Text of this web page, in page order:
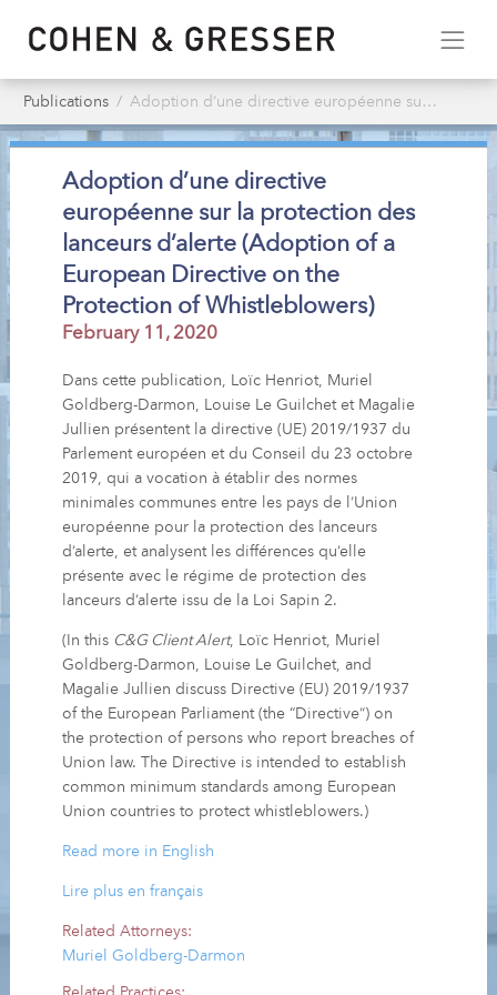
Publications Adoption d’une directive européenne sur la protection des lanceurs d’alerte (Adoption of a European Directive on the Protection of Whistleblowers)
Adoption d’une directive
européenne sur la protection des
lanceurs d’alerte (Adoption of a
European Directive on the
Protection of Whistleblowers)
February 11, 2020
Dans cette publication, Loïc Henriot, Muriel
Goldberg-Darmon, Louise Le Guilchet et Magalie
Jullien présentent la directive (UE) 2019/1937 du
Parlement européen et du Conseil du 23 octobre
2019, qui a vocation à établir des normes
minimales communes entre les pays de l’Union
européenne pour la protection des lanceurs
d’alerte, et analysent les différences qu’elle
présente avec le régime de protection des
lanceurs d’alerte issu de la Loi Sapin 2.
(In this C&G Client Alert, Loïc Henriot, Muriel
Goldberg-Darmon, Louise Le Guilchet, and
Magalie Jullien discuss Directive (EU) 2019/1937
of the European Parliament (the “Directive”) on
the protection of persons who report breaches of
Union law. The Directive is intended to establish
common minimum standards among European
Union countries to protect whistleblowers.)
Read more in English
Lire plus en français
Related Attorneys:
Muriel Goldberg-Darmon